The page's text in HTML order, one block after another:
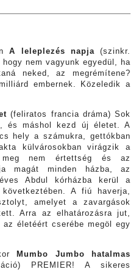
A leleplezés napja(szinkr.
nem vagyunk egyedül, ha
neked, az megrémítene?
embernek. Közeledik a
(feliratos francia dráma) Sok
és máshol kezd új életet. A
hely a számukra, gettókban
külvárosokban virágzik a
meg nem értettség és az
magát minden házba, az
Abdul kórházba kerül a
A fiú haverja,
amelyet a zavargások
Arra az elhatározásra jut,
életéért cserébe megöl egy
Mumbo Jumbo hatalmas
PREMIER! A sikeres